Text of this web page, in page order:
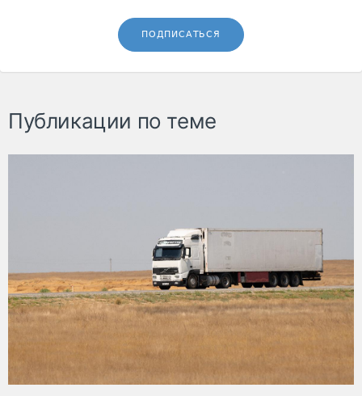
ПОДПИСАТЬСЯ
Публикации по теме